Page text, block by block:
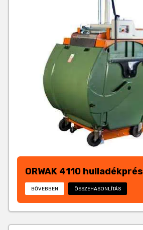
ORWAK 4110 hulladékprés
BŐVEBBEN ÖSSZEHASONLÍTÁS